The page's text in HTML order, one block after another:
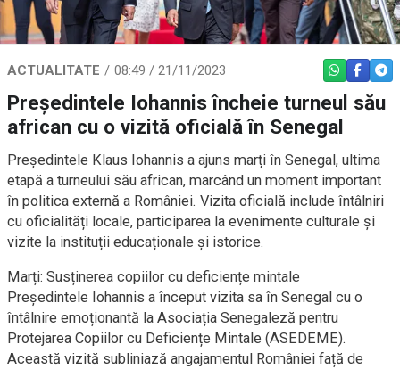
ACTUALITATE 08:49 / 21/11/2023 WHATSAPP
Președintele Iohannis încheie turneul său
african cu o vizită oficială în Senegal
Președintele Klaus Iohannis a ajuns marți în Senegal, ultima
etapă a turneului său african, marcând un moment important
în politica externă a României. Vizita oficială include întâlniri
cu oficialități locale, participarea la evenimente culturale și
vizite la instituții educaționale și istorice.
Marți: Susținerea copiilor cu deficiențe mintale
Președintele Iohannis a început vizita sa în Senegal cu o
întâlnire emoționantă la Asociația Senegaleză pentru
Protejarea Copiilor cu Deficiențe Mintale (ASEDEME).
Această vizită subliniază angajamentul României față de